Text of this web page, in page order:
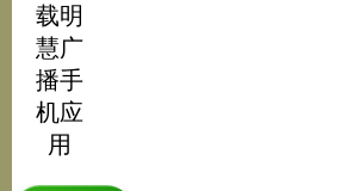
载明
慧广
播手
机应
用